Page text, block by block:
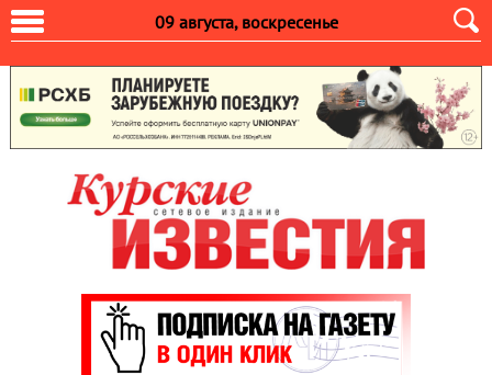
09 августа, воскресенье